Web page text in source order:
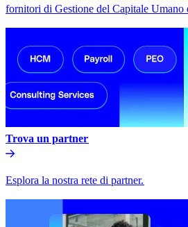
fornitori di Gestione del Capitale Umano
Trova un partner​​
Esplora la nostra rete di partner.​​